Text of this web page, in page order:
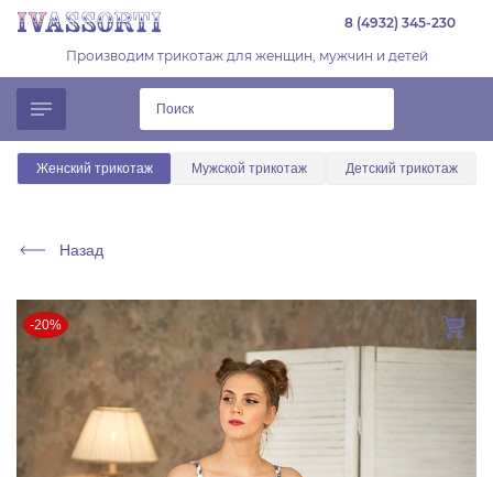
8 (4932) 345-230
Производим трикотаж для женщин, мужчин и детей
Женский трикотаж Мужской трикотаж Детский трикотаж
Назад
-20%